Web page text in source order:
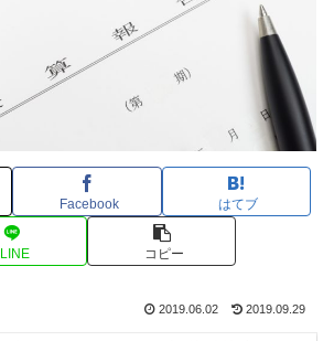
Facebook はてブ
LINE コピー
2019.06.02 2019.09.29